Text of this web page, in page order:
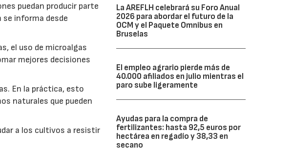
puedan producir parte
se informa desde
el uso de microalgas
mejores decisiones
En la práctica, esto
naturales que pueden
a los cultivos a resistir
La AREFLH celebrará su Foro Anual
2026 para abordar el futuro de la
OCM y el Paquete Omnibus en
Bruselas
El empleo agrario pierde más de
40.000 afiliados en julio mientras el
paro sube ligeramente
Ayudas para la compra de
fertilizantes: hasta 92,5 euros por
hectárea en regadío y 38,33 en
secano